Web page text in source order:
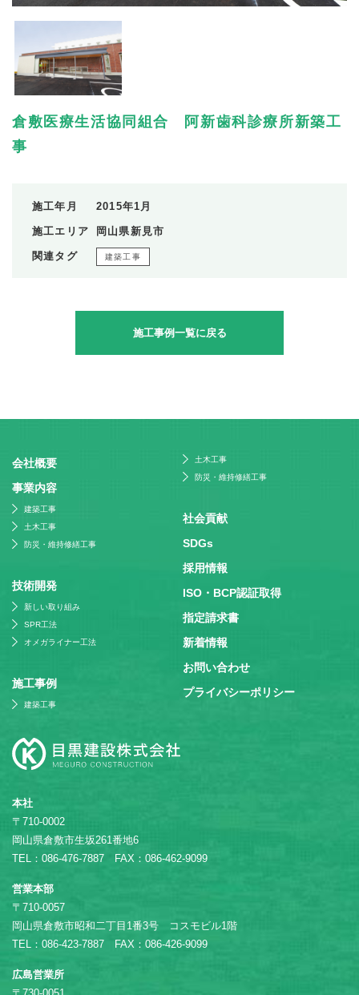
倉敷医療生活協同組合 阿新歯科診療所新築工
事
施工年月 2015年1月
施工エリア 岡山県新見市
関連タグ 建築工事
施工事例一覧に戻る
本社
〒710-0002
岡山県倉敷市生坂261番地6
TEL：086-476-7887 FAX：086-462-9099
営業本部
〒710-0057
岡山県倉敷市昭和二丁目1番3号 コスモビル1階
TEL：086-423-7887 FAX：086-426-9099
広島営業所
会社概要
事業内容
建築工事
土木工事
防災・維持修繕工事
技術開発
新しい取り組み
SPR工法
オメガライナー工法
施⼯事例
建築工事
土木工事
防災・維持修繕工事
社会貢献
SDGs
採⽤情報
ISO・BCP認証取得
指定請求書
新着情報
お問い合わせ
プライバシーポリシー